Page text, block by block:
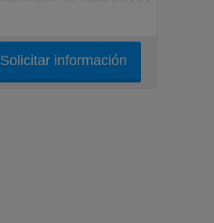
Solicitar información